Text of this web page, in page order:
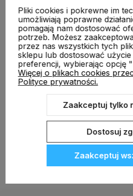
O nas
Sklep internetowy Shoper.pl
Pliki cookies i pokrewne im
umożliwiają poprawne
pomagają nam dostosować
potrzeb. Możesz
przez nas wszystkich tych
sklepu lub dostosować
preferencji, wybierając opcję
Więcej o plikach cookies
Polityce prywatności.
Zaakceptuj tylko
Dostosuj
Zaakceptuj